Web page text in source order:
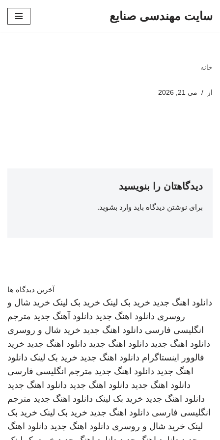
سایت مهندسی صنایع
خانه
از می 21, 2026
دیدگاهتان را بنویسید
برای نوشتن دیدگاه باید وارد بشوید.
آخرین دیدگاه ها
دانلود اهنگ جدید خرید بک لینک خرید بک لینک خرید شال و
روسری دانلود اهنگ جدید دانلود آهنگ جدید مترجم
انگلیسی فارسی دانلود اهنگ جدید خرید شال و روسری
دانلود اهنگ جدید دانلود اهنگ جدید دانلود اهنگ جدید خرید
فالوور اینستاگرام دانلود اهنگ جدید خرید بک لینک دانلود
اهنگ جدید دانلود اهنگ جدید مترجم انگلیسی فارسی
دانلود اهنگ جدید دانلود اهنگ جدید دانلود اهنگ جدید
دانلود اهنگ جدید خرید بک لینک دانلود اهنگ جدید مترجم
انگلیسی فارسی دانلود اهنگ جدید خرید بک لینک خرید بک
لینک خرید شال و روسری دانلود اهنگ جدید دانلود اهنگ